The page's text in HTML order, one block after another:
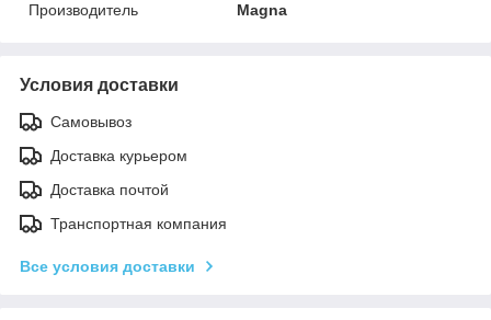
Производитель
Magna
Условия доставки
Самовывоз
Доставка курьером
Доставка почтой
Транспортная компания
Все условия доставки